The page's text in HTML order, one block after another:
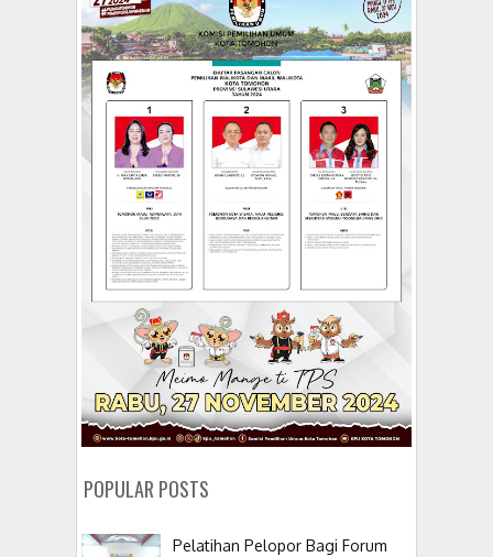
POPULAR POSTS
Pelatihan Pelopor Bagi Forum